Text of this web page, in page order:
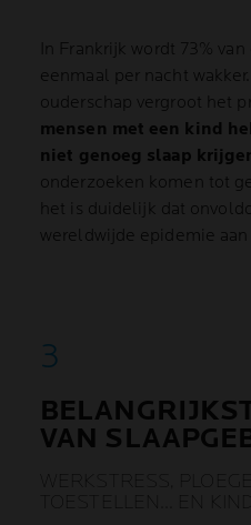
In Frankrijk wordt 73%
eenmaal per nacht
ouderschap vergroot het
mensen met een kind
niet genoeg slaap
onderzoeken komen tot
het is duidelijk dat
wereldwijde epidemie aan
VAN